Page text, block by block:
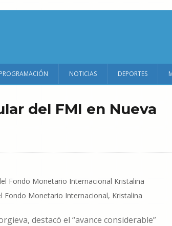
PROGRAMACIÓN NOTICIAS DEPORTES
del FMI en Nueva
Fondo Monetario Internacional, Kristalina
destacó el “avance considerable”